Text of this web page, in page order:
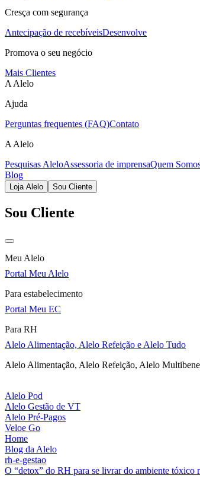
Cresça com segurança
Antecipação de recebíveisDesenvolve
Promova o seu negócio
Mais Clientes
A Alelo
Ajuda
Perguntas frequentes (FAQ)Contato
A Alelo
Pesquisas AleloAssessoria de imprensaQuem
Blog
Loja Alelo Sou Cliente
Sou Cliente
Meu Alelo
Portal Meu Alelo
Para estabelecimento
Portal Meu EC
Para RH
Alelo Alimentação, Alelo Refeição e Alelo Tudo
Alelo Alimentação, Alelo Refeição, Alelo
Alelo Pod
Alelo Gestão de VT
Alelo Pré-Pagos
Veloe Go
Home
Blog da Alelo
rh-e-gestao
O “detox” do RH para se livrar do ambiente tóxico